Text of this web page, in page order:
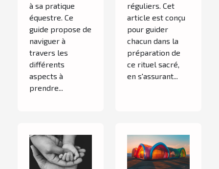
à sa pratique
équestre. Ce
guide propose de
naviguer à
travers les
différents
aspects à
prendre...
réguliers. Cet
article est conçu
pour guider
chacun dans la
préparation de
ce rituel sacré,
en s'assurant...